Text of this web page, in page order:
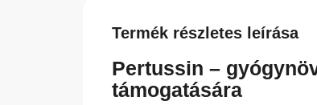
Termék részletes leírása
Pertussin –
támogatására